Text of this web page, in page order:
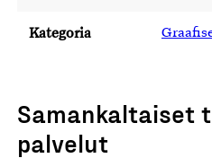
Kategoria
Samankaltaiset
palvelut